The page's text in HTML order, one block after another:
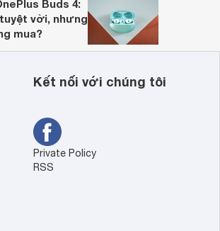
Buds 4:
vời, nhưng
mua?
Kết nối với chúng tôi
Private Policy
RSS